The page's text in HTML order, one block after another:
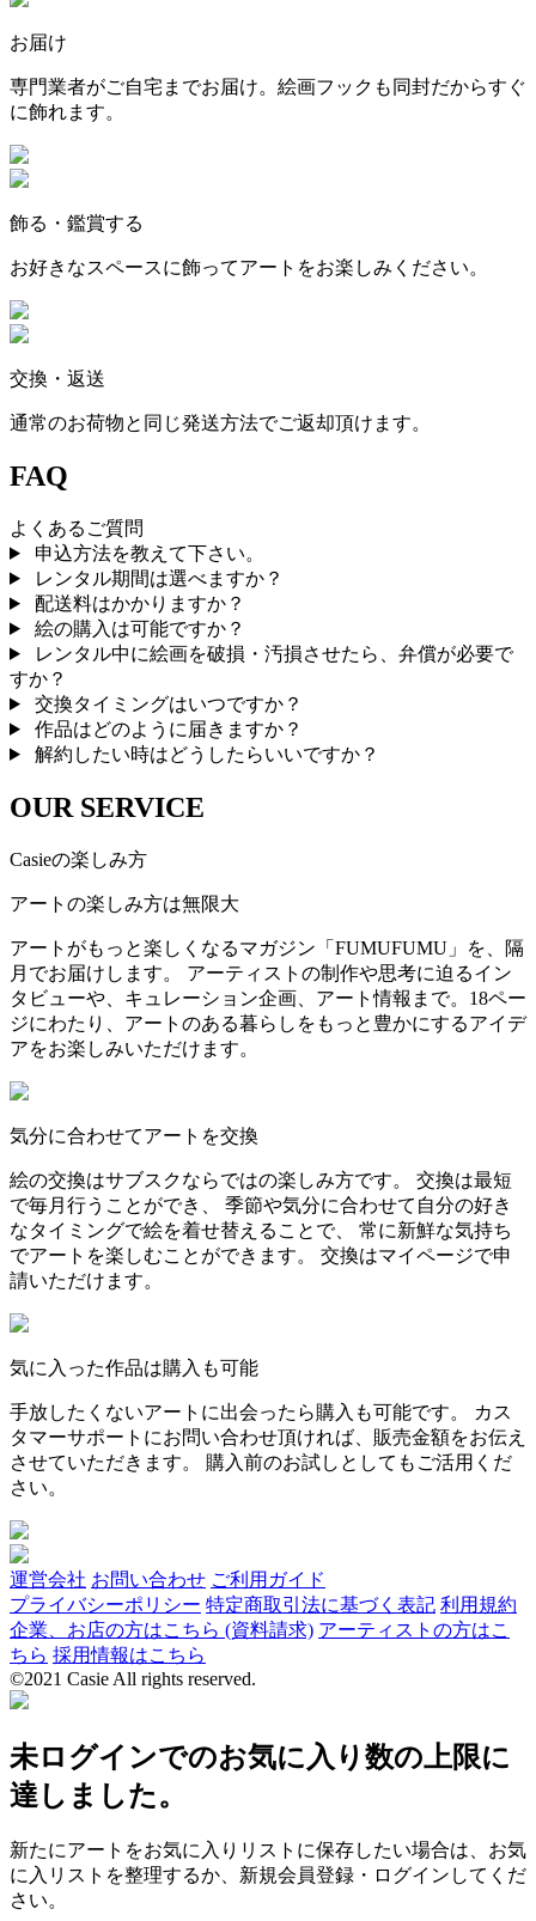
お届け
専門業者がご自宅までお届け。絵画フックも同封だからすぐ
に飾れます。
飾る・鑑賞する
お好きなスペースに飾ってアートをお楽しみください。
交換・返送
通常のお荷物と同じ発送方法でご返却頂けます。
FAQ
よくあるご質問
申込方法を教えて下さい。
レンタル期間は選べますか？
配送料はかかりますか？
絵の購入は可能ですか？
レンタル中に絵画を破損・汚損させたら、弁償が必要で
すか？
交換タイミングはいつですか？
作品はどのように届きますか？
解約したい時はどうしたらいいですか？
OUR SERVICE
Casieの楽しみ方
アートの楽しみ方は無限大
アートがもっと楽しくなるマガジン「FUMUFUMU」を、隔
月でお届けします。 アーティストの制作や思考に迫るイン
タビューや、キュレーション企画、アート情報まで。18ペー
ジにわたり、アートのある暮らしをもっと豊かにするアイデ
アをお楽しみいただけます。
気分に合わせてアートを交換
絵の交換はサブスクならではの楽しみ方です。 交換は最短
で毎月行うことができ、 季節や気分に合わせて自分の好き
なタイミングで絵を着せ替えることで、 常に新鮮な気持ち
でアートを楽しむことができます。 交換はマイページで申
請いただけます。
気に入った作品は購入も可能
手放したくないアートに出会ったら購入も可能です。 カス
タマーサポートにお問い合わせ頂ければ、販売金額をお伝え
させていただきます。 購入前のお試しとしてもご活用くだ
さい。
運営会社 お問い合わせ ご利用ガイド
プライバシーポリシー 特定商取引法に基づく表記 利用規約
企業、お店の方はこちら (資料請求) アーティストの方はこ
ちら 採用情報はこちら
©2021 Casie All rights reserved.
未ログインでのお気に入り数の上限に
達しました。
新たにアートをお気に入りリストに保存したい場合は、お気
に入リストを整理するか、新規会員登録・ログインしてくだ
さい。